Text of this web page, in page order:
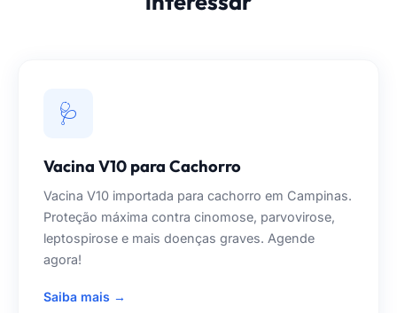
🩺
Vacina V10 para Cachorro
Vacina V10 importada para cachorro em Campinas.
Proteção máxima contra cinomose, parvovirose,
leptospirose e mais doenças graves. Agende
agora!
Saiba mais →